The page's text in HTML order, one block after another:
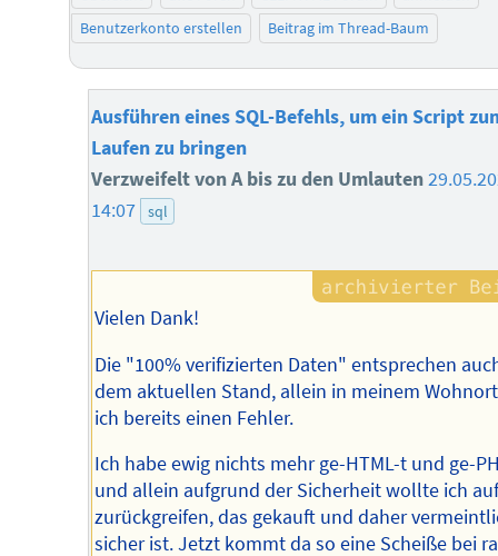
Benutzerkonto erstellen
Beitrag im Thread-Baum
Ausführen eines SQL-Befehls, um ein Script
Laufen zu bringen
Verzweifelt von A bis zu den Umlauten
14:07
sql
Vielen Dank!
Die "100% verifizierten Daten" entsprechen
dem aktuellen Stand, allein in meinem
ich bereits einen Fehler.
Ich habe ewig nichts mehr ge-HTML-t und ge-
und allein aufgrund der Sicherheit wollte ich
zurückgreifen, das gekauft und daher
sicher ist. Jetzt kommt da so eine Scheiße bei